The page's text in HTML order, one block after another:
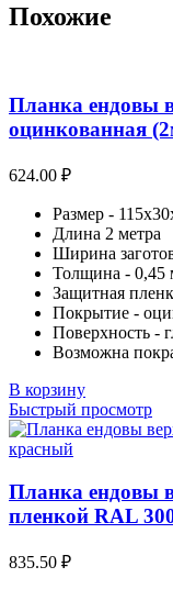
Похожие
Планка ендовы
оцинкованная
624.00 ₽
Размер -
Длина 2 метра
Ширина
Толщина - 0,45
Защитная
Покрытие -
Поверхность -
Возможна
В корзину
Быстрый просмотр
Планка ендовы
пленкой RAL
835.50 ₽